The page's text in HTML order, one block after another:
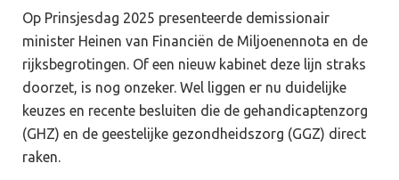
Op Prinsjesdag 2025 presenteerde demissionair
minister Heinen van Financiën de Miljoenennota en de
rijksbegrotingen. Of een nieuw kabinet deze lijn straks
doorzet, is nog onzeker. Wel liggen er nu duidelijke
keuzes en recente besluiten die de gehandicaptenzorg
(GHZ) en de geestelijke gezondheidszorg (GGZ) direct
raken.